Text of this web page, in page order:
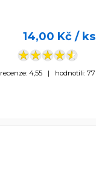
14,00 Kč/ ks
recenze: 4,55 | hodnotili: 77